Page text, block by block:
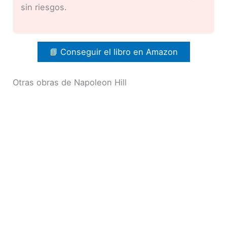
sin riesgos.
📘 Conseguir el libro en Amazon
Otras obras de Napoleon Hill